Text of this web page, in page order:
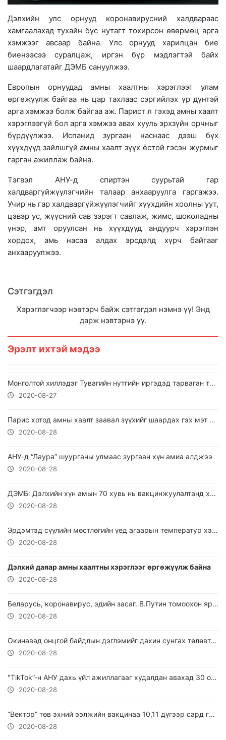
Дэлхийн улс орнууд коронавирусний халдвараас
хамгаалахад тухайн бүс нутагт тохирсон өвөрмөц арга
хэмжээг авсаар байна. Улс орнууд харилцан бие
биенээсээ суралцаж, иргэн бүр мэдлэгтэй байх
шаардлагатайг ДЭМБ сануулжээ.
Европын орнуудад амны хаалтны хэрэглээг улам
өргөжүүлж байгаа нь цар тахлаас сэргийлэх үр дүнтэй
арга хэмжээ болж байгаа аж. Парист л гэхэд амны хаалт
хэрэглээгүй бол арга хэмжээ авах хууль эрхзүйн орчныг
бүрдүүлжээ. Испанид зургаан наснаас дээш бүх
хүүхдүүд зайлшгүй амны хаалт зүүх ёстой гэсэн журмыг
гарган ажиллаж байна.
Тэгвэл АНУ-д спиртэн суурьтай гар
халдваргүйжүүлэгчийн талаар анхааруулга гаргажээ.
Учир нь гар халдваргүйжүүлэгчийг хүүхдийн хоолны уут,
цэвэр ус, жүүсний сав зэрэгт савлаж, жимс, шоколадны
үнэр, амт оруулсан нь хүүхдүүд андуурч хэрэглэн
хордох, амь насаа алдах эрсдэлд хүрч байгааг
анхааруулжээ.
Сэтгэгдэл
Хэрэглэгчээр нэвтэрч байж сэтгэгдэл нэмнэ үү! Энд
дарж нэвтэрнэ үү.
Эрэлт ихтэй мэдээ
Монголтой хиллэдэг Тувагийн нутгийн иргэдэд тарваган тахлын вакцин хийжээ
2020-08-27
Парис хотод амны хаалт заавал зүүхийг шаардах гэх мэт арга хэмжээнүүдийг хэрэгжүүлэхээр болжээ.
2020-08-28
АНУ-д “Лаура” шуурганы улмаас зургаан хүн амиа алджээ
2020-08-28
ДЭМБ: Дэлхийн хүн амын 70 хувь нь вакцинжуулалтанд хамрагдах ёстой
2020-08-28
Эрдэмтэд сүүлийн мөстлөгийн үед агаарын температур хэд байсныг тогтоожээ
2020-08-28
Дэлхий даяар амны хаалтны хэрэглээг өргөжүүлж байна
2020-08-28
Беларусь, коронавирус, эдийн засаг. В.Путин томоохон ярилцлага өгчээ
2020-08-28
Окинавад онцгой байдлын дэглэмийг дахин сунгах төлөвтэй байна
2020-08-28
"TikTok”-н АНУ дахь үйл ажиллагааг худалдан авахад 30 орчим тэрбум ам.доллар шаардагдана
2020-08-28
“Вектор” төв эхний ээлжийн вакцинаа 10,11 дүгээр сард гаргана
2020-08-28